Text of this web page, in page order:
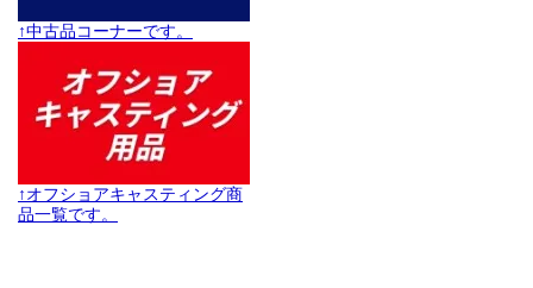
↑中古品コーナーです。
↑オフショアキャスティング商
品一覧です。